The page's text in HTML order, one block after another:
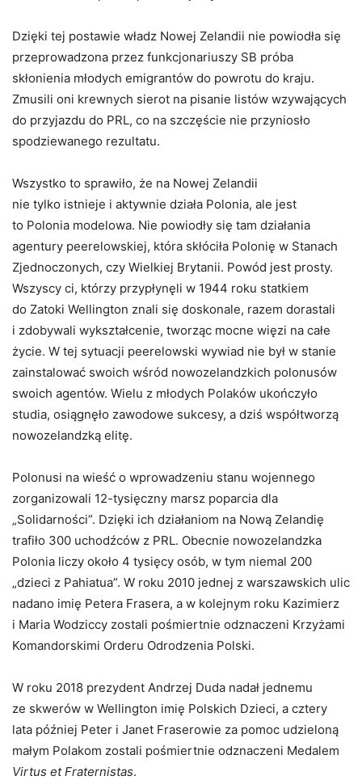
Dzięki tej postawie władz Nowej Zelandii nie powiodła się
przeprowadzona przez funkcjonariuszy SB próba
skłonienia młodych emigrantów do powrotu do kraju.
Zmusili oni krewnych sierot na pisanie listów wzywających
do przyjazdu do PRL, co na szczęście nie przyniosło
spodziewanego rezultatu.
Wszystko to sprawiło, że na Nowej Zelandii
nie tylko istnieje i aktywnie działa Polonia, ale jest
to Polonia modelowa. Nie powiodły się tam działania
agentury peerelowskiej, która skłóciła Polonię w Stanach
Zjednoczonych, czy Wielkiej Brytanii. Powód jest prosty.
Wszyscy ci, którzy przypłynęli w 1944 roku statkiem
do Zatoki Wellington znali się doskonale, razem dorastali
i zdobywali wykształcenie, tworząc mocne więzi na całe
życie. W tej sytuacji peerelowski wywiad nie był w stanie
zainstalować swoich wśród nowozelandzkich polonusów
swoich agentów. Wielu z młodych Polaków ukończyło
studia, osiągnęło zawodowe sukcesy, a dziś współtworzą
nowozelandzką elitę.
Polonusi na wieść o wprowadzeniu stanu wojennego
zorganizowali 12-tysięczny marsz poparcia dla
„Solidarności”. Dzięki ich działaniom na Nową Zelandię
trafiło 300 uchodźców z PRL. Obecnie nowozelandzka
Polonia liczy około 4 tysięcy osób, w tym niemal 200
„dzieci z Pahiatua”. W roku 2010 jednej z warszawskich ulic
nadano imię Petera Frasera, a w kolejnym roku Kazimierz
i Maria Wodziccy zostali pośmiertnie odznaczeni Krzyżami
Komandorskimi Orderu Odrodzenia Polski.
W roku 2018 prezydent Andrzej Duda nadał jednemu
ze skwerów w Wellington imię Polskich Dzieci, a cztery
lata później Peter i Janet Fraserowie za pomoc udzieloną
małym Polakom zostali pośmiertnie odznaczeni Medalem
Virtus et Fraternistas.